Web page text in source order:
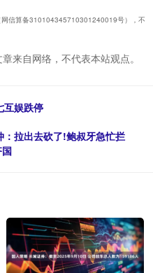
信算备310104345710301240019号），不
来自网络，不代表本站观点。
互娱跌停
拉出去砍了!鲍叔牙急忙拦